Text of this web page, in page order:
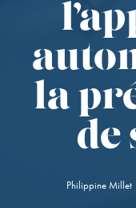
la
Philippine Millet